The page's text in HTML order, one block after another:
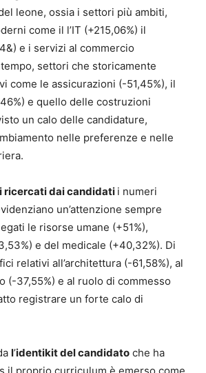
leone, ossia i settori più ambiti,
come il l’IT (+215,06%) il
e i servizi al commercio
settori che storicamente
come le assicurazioni (-51,45%), il
e quello delle costruzioni
un calo delle candidature,
nelle preferenze e nelle
ricercati dai candidati i numeri
un’attenzione sempre
le risorse umane (+51%),
e del medicale (+40,32%). Di
relativi all’architettura (-61,58%), al
(-37,55%) e al ruolo di commesso
registrare un forte calo di
l’identikit del candidato che ha